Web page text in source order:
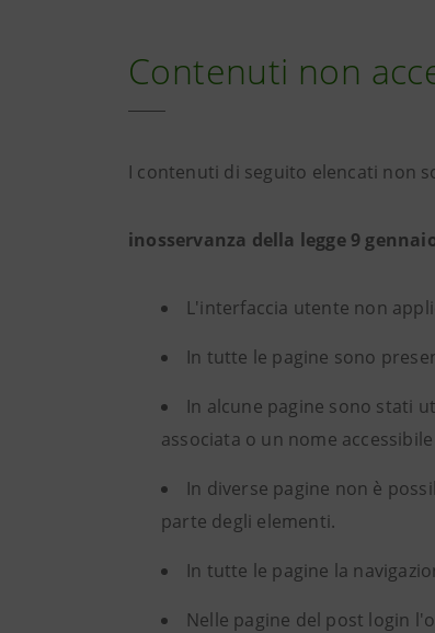
Contenuti non
I contenuti di seguito elencati non
inosservanza della legge 9
L'interfaccia utente non
In tutte le pagine sono
In alcune pagine sono stati
associata o un nome
In diverse pagine non è
parte degli elementi.
In tutte le pagine la
Nelle pagine del post login